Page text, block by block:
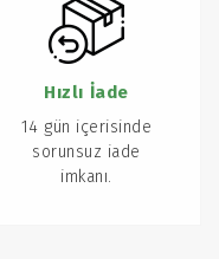
Hızlı İade
14 gün içerisinde
sorunsuz iade
imkanı.